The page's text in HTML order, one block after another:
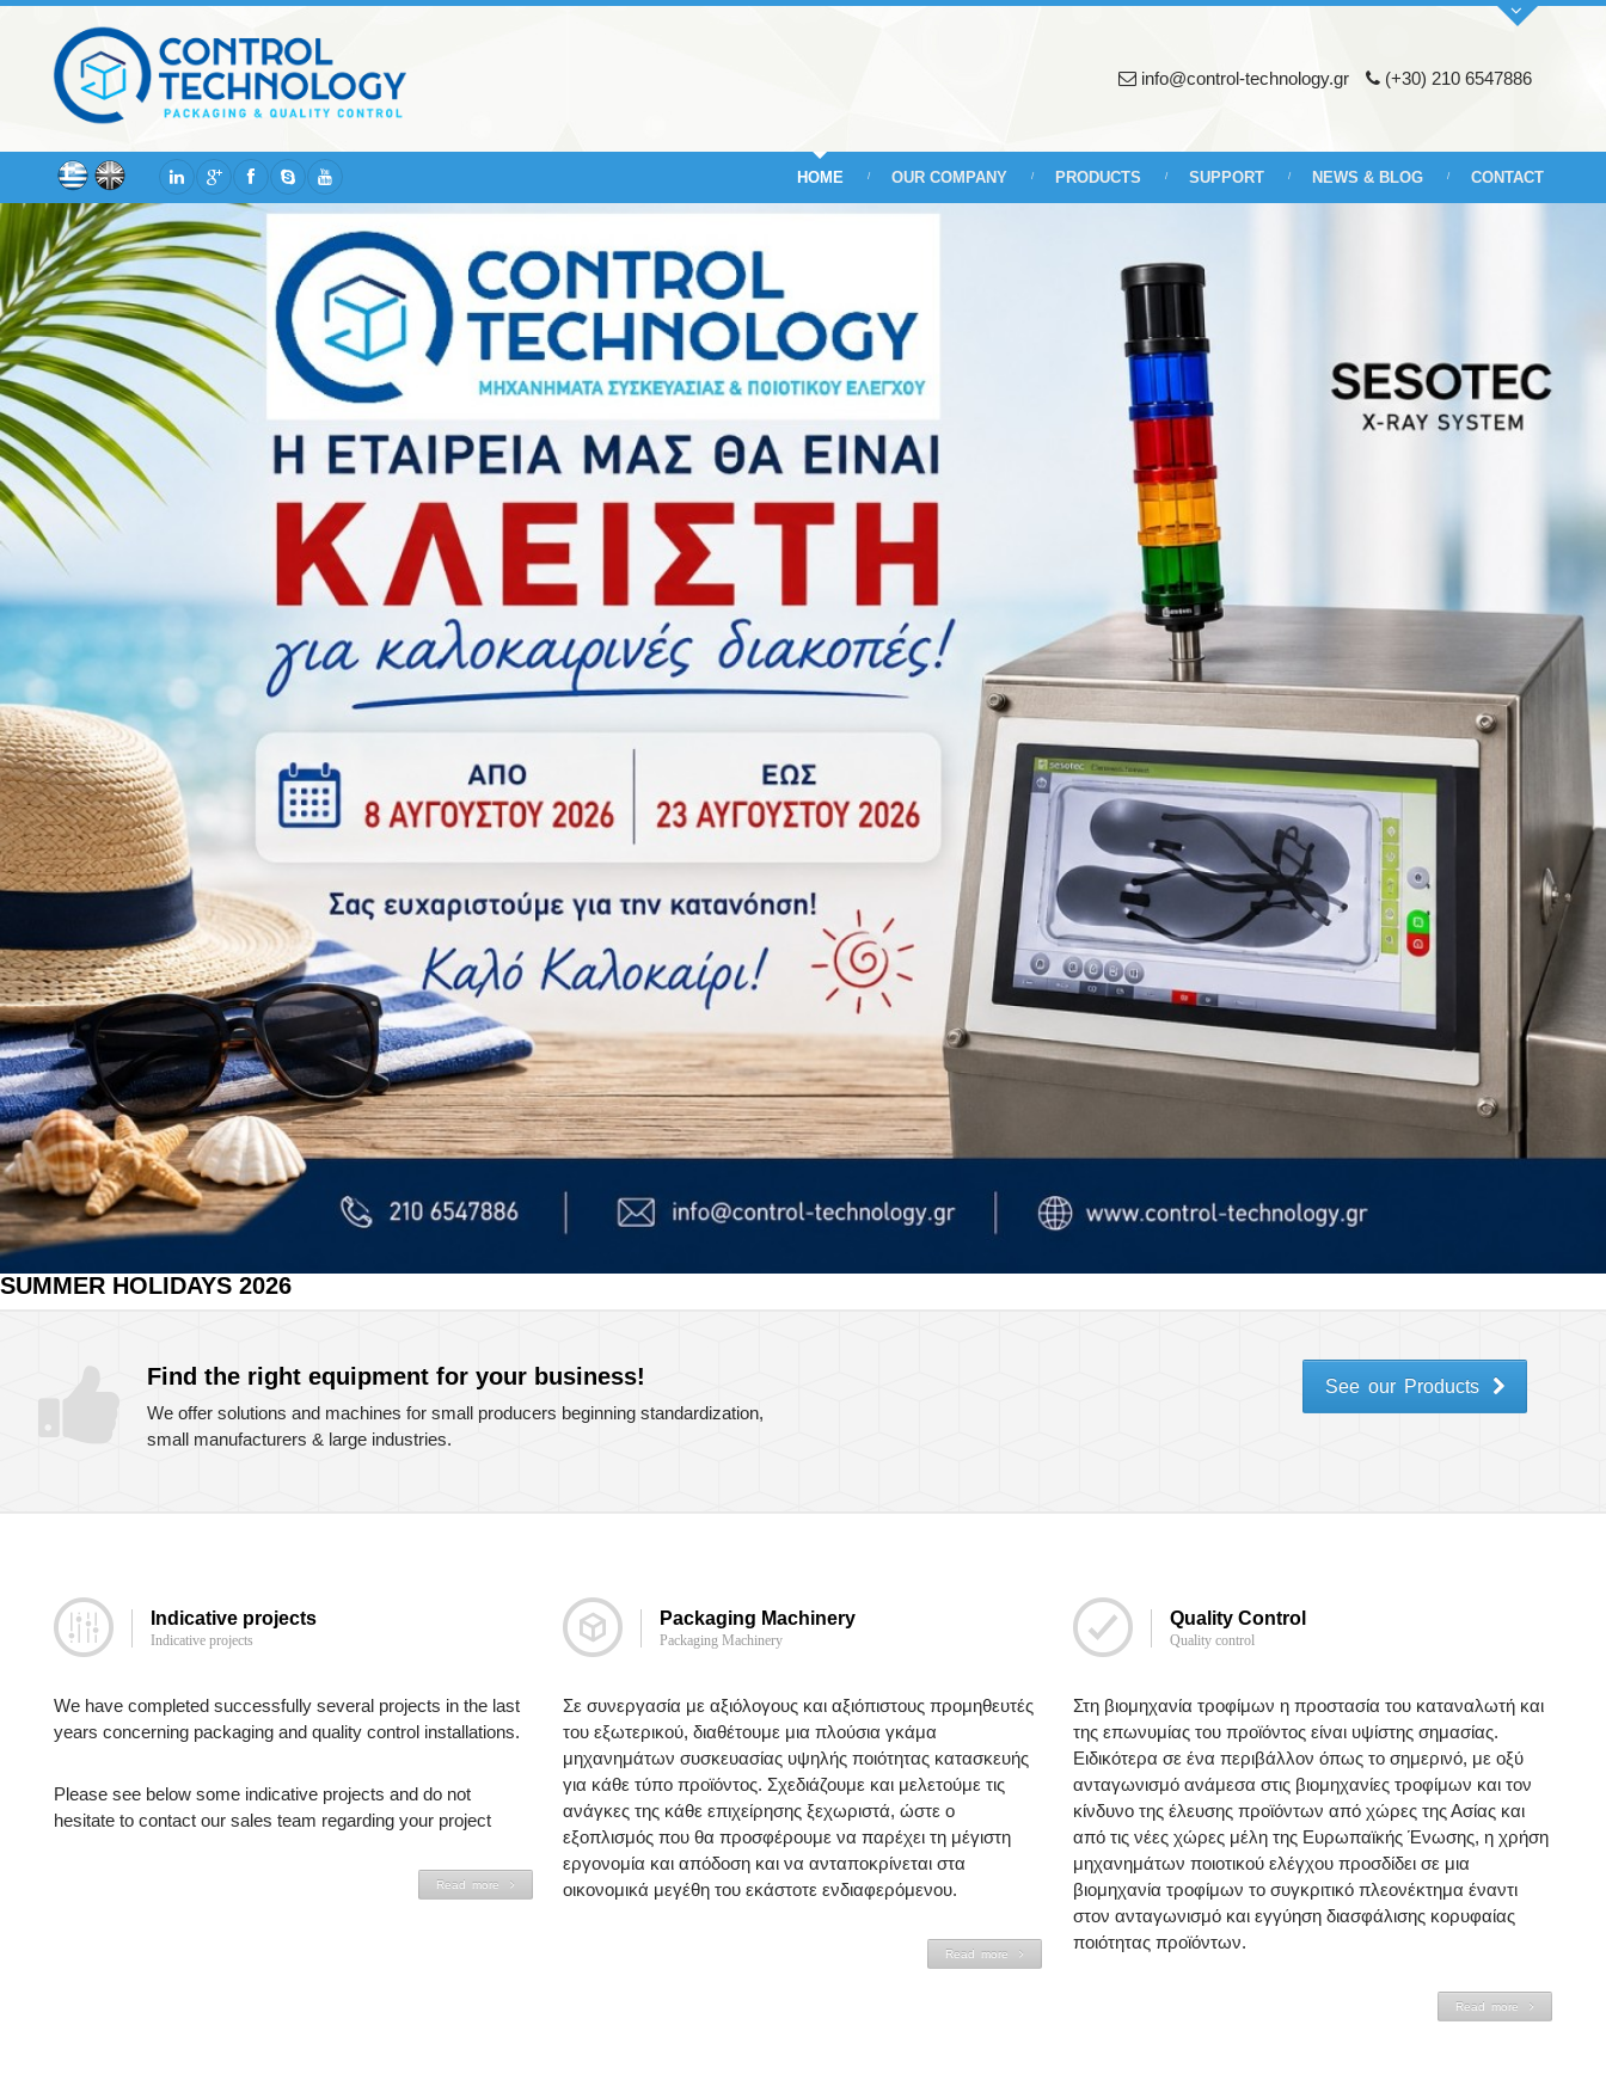
info@control-technology.gr (+30) 210 6547886
HOME OUR COMPANY PRODUCTS SUPPORT NEWS & BLOG CONTACT
SUMMER HOLIDAYS 2026
Find the right equipment for your business!
We offer solutions and machines for small producers beginning standardization,
small manufacturers & large industries.
See our Products
Indicative projects
Indicative projects
We have completed successfully several projects in the last
years concerning packaging and quality control installations.
Please see below some indicative projects and do not
hesitate to contact our sales team regarding your project
Read more
Packaging Machinery
Packaging Machinery
Σε συνεργασία με αξιόλογους και αξιόπιστους προμηθευτές
του εξωτερικού, διαθέτουμε μια πλούσια γκάμα
μηχανημάτων συσκευασίας υψηλής ποιότητας κατασκευής
για κάθε τύπο προϊόντος. Σχεδιάζουμε και μελετούμε τις
ανάγκες της κάθε επιχείρησης ξεχωριστά, ώστε ο
εξοπλισμός που θα προσφέρουμε να παρέχει τη μέγιστη
εργονομία και απόδοση και να ανταποκρίνεται στα
οικονομικά μεγέθη του εκάστοτε ενδιαφερόμενου.
Read more
Quality Control
Quality control
Στη βιομηχανία τροφίμων η προστασία του καταναλωτή και
της επωνυμίας του προϊόντος είναι υψίστης σημασίας.
Ειδικότερα σε ένα περιβάλλον όπως το σημερινό, με οξύ
ανταγωνισμό ανάμεσα στις βιομηχανίες τροφίμων και τον
κίνδυνο της έλευσης προϊόντων από χώρες της Ασίας και
από τις νέες χώρες μέλη της Ευρωπαϊκής Ένωσης, η χρήση
μηχανημάτων ποιοτικού ελέγχου προσδίδει σε μια
βιομηχανία τροφίμων το συγκριτικό πλεονέκτημα έναντι
στον ανταγωνισμό και εγγύηση διασφάλισης κορυφαίας
ποιότητας προϊόντων.
Read more